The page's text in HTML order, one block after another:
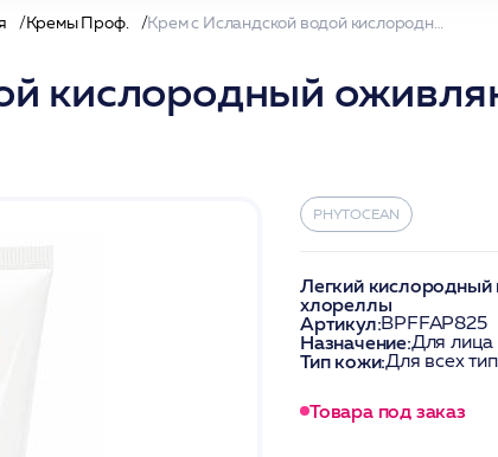
Кремы Проф.
кислородный
PHYTOCEAN
Легкий кислородный
хлореллы
Артикул:BPFFAP825
Назначение:Для лица
Тип кожи:Для всех
Товара под заказ